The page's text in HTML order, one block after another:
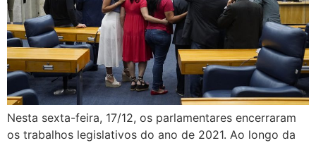
Nesta sexta-feira, 17/12, os parlamentares encerraram
os trabalhos legislativos do ano de 2021. Ao longo da